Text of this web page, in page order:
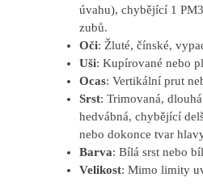
úvahu), chybějící 1
zubů.
Oči: Žluté, čínské,
Uši: Kupírované nebo
Ocas: Vertikální prut
Srst: Trimovaná,
hedvábná, chybějící
nebo dokonce tvar
Barva: Bílá srst nebo
Velikost: Mimo limity